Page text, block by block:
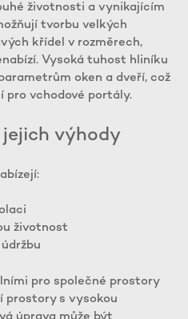
životnosti a vynikajícím
tvorbu velkých
křídel v rozměrech,
Vysoká tuhost hliníku
oken a dveří, což
pro vchodové portály.
výhody
životnost
pro společné prostory
prostory s vysokou
úprava může být